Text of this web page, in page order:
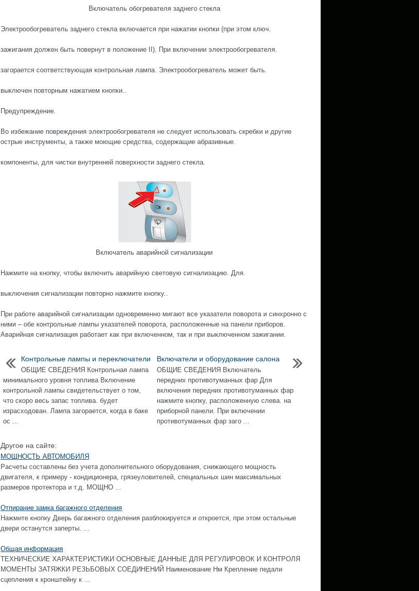
Включатель обогревателя заднего стекла
Электрообогреватель заднего стекла включается при нажатии кнопки (при этом ключ.
зажигания должен быть повернут в положение II). При включении электрообогревателя.
загорается соответствующая контрольная лампа. Электрообогреватель может быть.
выключен повторным нажатием кнопки..
Предупреждение.
Во избежание повреждения электрообогревателя не следует использовать скребки и другие
острые инструменты, а также моющие средства, содержащие абразивные.
компоненты, для чистки внутренней поверхности заднего стекла.
Включатель аварийной сигнализации
Нажмите на кнопку, чтобы включить аварийную световую сигнализацию. Для.
выключения сигнализации повторно нажмите кнопку..
При работе аварийной сигнализации одновременно мигают все указатели поворота и синхронно с
ними – обе контрольные лампы указателей поворота, расположенные на панели приборов.
Аварийная сигнализация работает как при включенном, так и при выключенном зажигании.
Контрольные лампы и переключатели
ОБЩИЕ СВЕДЕНИЯ Контрольная лампа
минимального уровня топлива Включение
контрольной лампы свидетельствует о том,
что скоро весь запас топлива. будет
израсходован. Лампа загорается, когда в баке
ос ...
Включатели и оборудование салона
ОБЩИЕ СВЕДЕНИЯ Включатель
передних противотуманных фар Для
включения передних противотуманных фар
нажмите кнопку, расположенную слева. на
приборной панели. При включении
противотуманных фар заго ...
Другое на сайте:
МОЩНОСТЬ АВТОМОБИЛЯ
Расчеты составлены без учета дополнительного оборудования, снижающего мощность
двигателя, к примеру - кондиционера, грязеуловителей, специальных шин максимальных
размеров протектора и т.д. МОЩНО ...
Отпирание замка багажного отделения
Нажмите кнопку Дверь багажного отделения разблокируется и откроется, при этом остальные
двери останутся заперты. ...
Общая информация
ТЕХНИЧЕСКИЕ ХАРАКТЕРИСТИКИ ОСНОВНЫЕ ДАННЫЕ ДЛЯ РЕГУЛИРОВОК И КОНТРОЛЯ
МОМЕНТЫ ЗАТЯЖКИ РЕЗЬБОВЫХ СОЕДИНЕНИЙ Наименование Нм Крепление педали
сцепления к кронштейну к ...